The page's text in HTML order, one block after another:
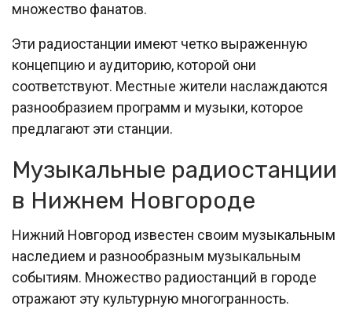
множество фанатов.
Эти радиостанции имеют четко выраженную
концепцию и аудиторию, которой они
соответствуют. Местные жители наслаждаются
разнообразием программ и музыки, которое
предлагают эти станции.
Музыкальные радиостанции
в Нижнем Новгороде
Нижний Новгород известен своим музыкальным
наследием и разнообразным музыкальным
событиям. Множество радиостанций в городе
отражают эту культурную многогранность.